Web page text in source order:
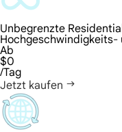
Unbegrenzte
Hochgeschwindigkeits-
Ab
$0
/Tag
Jetzt kaufen